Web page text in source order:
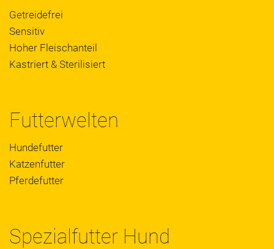
Getreidefrei
Sensitiv
Hoher Fleischanteil
Kastriert & Sterilisiert
Futterwelten
Hundefutter
Katzenfutter
Pferdefutter
Spezialfutter Hund